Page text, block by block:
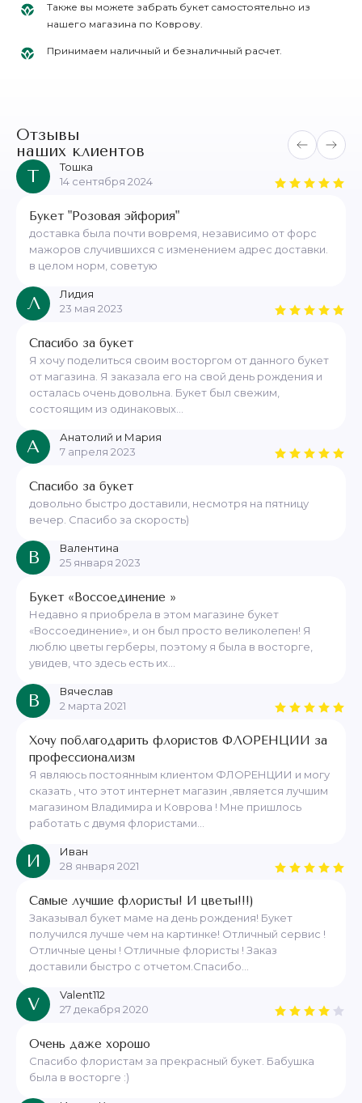
Также вы можете забрать букет самостоятельно из
нашего магазина по Коврову.
Принимаем наличный и безналичный расчет.
Отзывы
наших клиентов
Т
Тошка
14 сентября 2024
Букет "Розовая эйфория"
доставка была почти вовремя, независимо от форс
мажоров случившихся с изменением адрес доставки.
в целом норм, советую
Л
Лидия
23 мая 2023
Спасибо за букет
Я хочу поделиться своим восторгом от данного букет
от магазина. Я заказала его на свой день рождения и
осталась очень довольна. Букет был свежим,
состоящим из одинаковых...
А
Анатолий и Мария
7 апреля 2023
Спасибо за букет
довольно быстро доставили, несмотря на пятницу
вечер. Спасибо за скорость)
В
Валентина
25 января 2023
Букет «Воссоединение »
Недавно я приобрела в этом магазине букет
«Воссоединение», и он был просто великолепен! Я
люблю цветы герберы, поэтому я была в восторге,
увидев, что здесь есть их...
В
Вячеслав
2 марта 2021
Хочу поблагодарить флористов ФЛОРЕНЦИИ за
профессионализм
Я являюсь постоянным клиентом ФЛОРЕНЦИИ и могу
сказать , что этот интернет магазин ,является лучшим
магазином Владимира и Коврова ! Мне пришлось
работать с двумя флористами...
И
Иван
28 января 2021
Самые лучшие флористы! И цветы!!!)
Заказывал букет маме на день рождения! Букет
получился лучше чем на картинке! Отличный сервис !
Отличные цены ! Отличные флористы ! Заказ
доставили быстро с отчетом.Спасибо...
V
Valent112
27 декабря 2020
Очень даже хорошо
Спасибо флористам за прекрасный букет. Бабушка
была в восторге :)